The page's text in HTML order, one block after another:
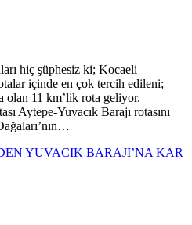
hiç şüphesiz ki; Kocaeli
içinde en çok tercih edileni;
olan 11 km’lik rota geliyor.
Aytepe-Yuvacık Barajı rotasını
YUVACIK BARAJI’NA KAR